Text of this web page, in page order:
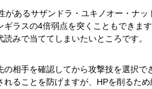
があるサザンドラ・ユキノオー・ナ
ラスの4倍弱点を突くこともできます
みで当ててしまいたいところです。
相手を確認してから攻撃技を選択で
れることを防げますが、HPを削るた